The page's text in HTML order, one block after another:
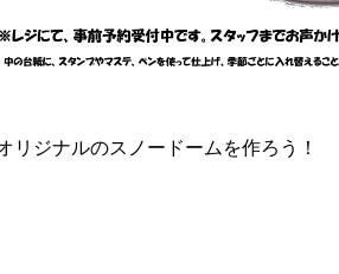
リジナルのスノードームを作ろう！